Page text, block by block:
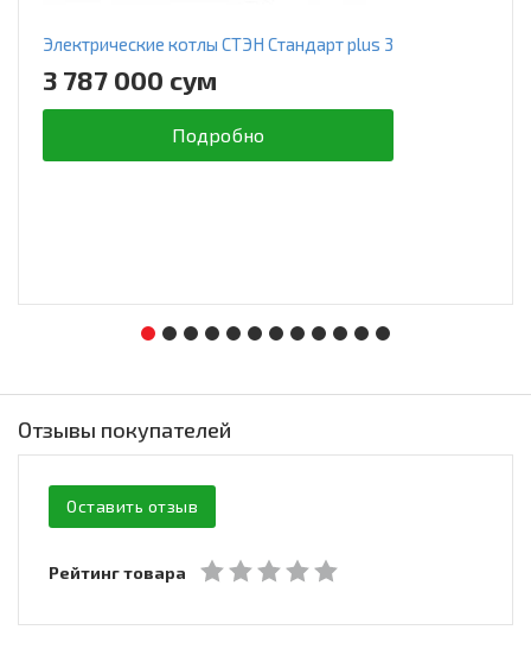
Электрические котлы СТЭН Стандарт plus 3
3 787 000 сум
Подробно
Отзывы покупателей
Оставить отзыв
Рейтинг товара